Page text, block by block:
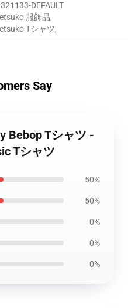
DEFAULT
服飾品,
Tシャツ,
Say
Bebop Tシャツ -
Tシャツ
50%
50%
0%
0%
0%